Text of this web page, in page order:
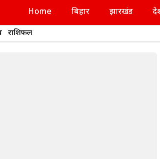
Home बिहार झारखंड
राशिफल